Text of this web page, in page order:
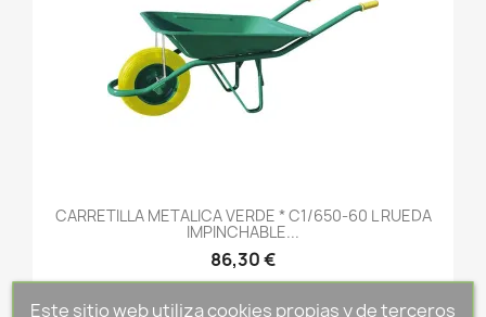
CARRETILLA METALICA VERDE * C1/650-60 L RUEDA
IMPINCHABLE...
86,30 €
Este sitio web utiliza cookies propias y de terceros